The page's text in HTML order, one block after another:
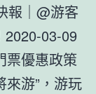
報｜@游客
2020-03-09
票優惠政策
來游”，游玩